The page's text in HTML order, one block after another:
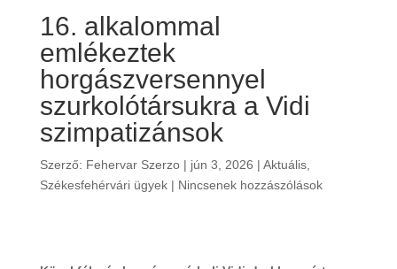
16. alkalommal
emlékeztek
horgászversennyel
szurkolótársukra a Vidi
szimpatizánsok
Szerző: Fehervar Szerzo| jún 3, 2026 | Aktuális,
Székesfehérvári ügyek| Nincsenek hozzászólások